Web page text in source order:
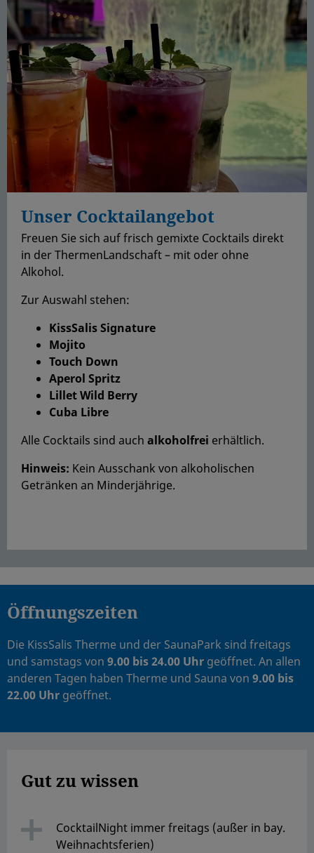
Unser Cocktailangebot
Freuen Sie sich auf frisch gemixte Cocktails direkt
in der ThermenLandschaft – mit oder ohne
Alkohol.
Zur Auswahl stehen:
KissSalis Signature
Mojito
Touch Down
Aperol Spritz
Lillet Wild Berry
Cuba Libre
Alle Cocktails sind auch alkoholfrei erhältlich.
Hinweis: Kein Ausschank von alkoholischen
Getränken an Minderjährige.
Öffnungszeiten
Die KissSalis Therme und der SaunaPark sind freitags
und samstags von 9.00 bis 24.00 Uhr geöffnet. An allen
anderen Tagen haben Therme und Sauna von 9.00 bis
22.00 Uhr geöffnet.
Gut zu wissen
CocktailNight immer freitags (außer in bay.
Weihnachtsferien)